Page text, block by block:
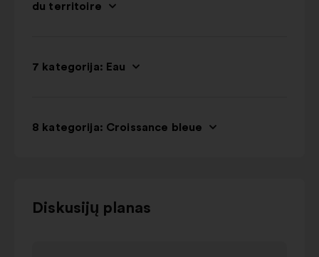
du territoire
7 kategorija: Eau
8 kategorija: Croissance bleue
Diskusijų planas
Norėdami